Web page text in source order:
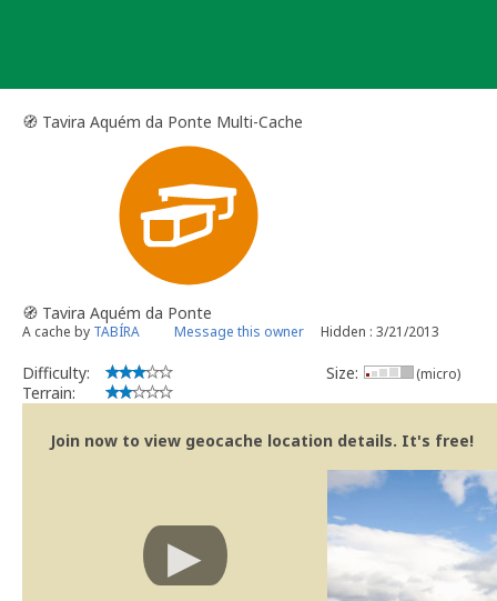
🧭 Tavira Aquém da Ponte Multi-Cache
🧭 Tavira Aquém da Ponte
A cache by TABÍRA Message this owner Hidden : 3/21/2013
Difficulty:
Terrain:
Size: (micro)
Join now to view geocache location details. It's free!